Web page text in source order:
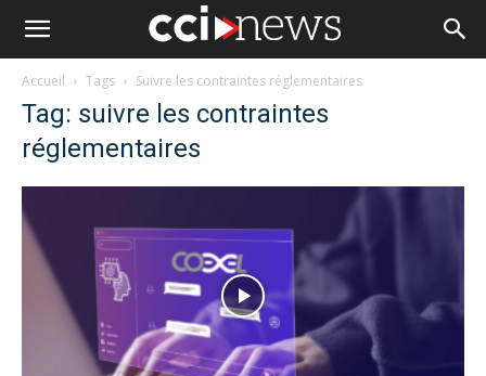
Accueil Tags Suivre les contraintes réglementaires
Tag: suivre les contraintes
réglementaires